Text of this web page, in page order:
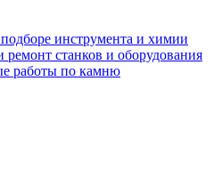
инструмента и химии
станков и оборудования
работы по камню